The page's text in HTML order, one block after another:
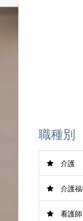
職種別
介護
介護
看護師